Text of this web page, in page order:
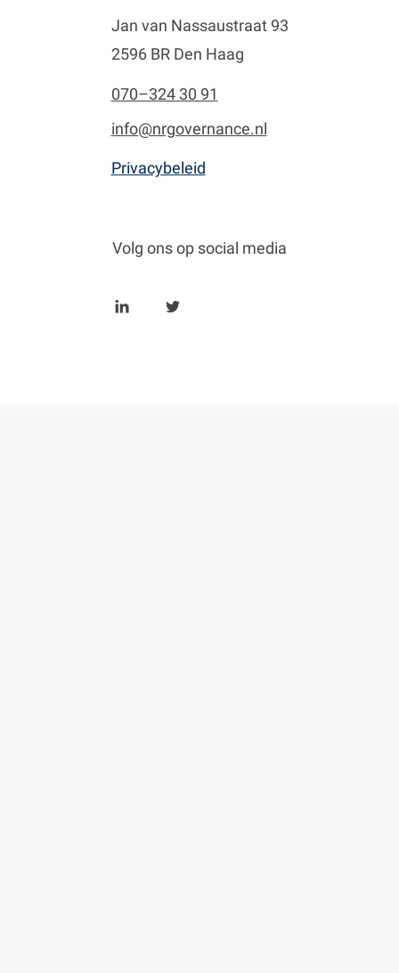
Jan van Nassaustraat 93
2596 BR Den Haag
070–324 30 91
info@nrgovernance.nl
Privacybeleid
Volg ons op social media